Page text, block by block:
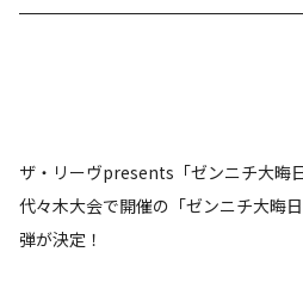
ザ・リーヴpresents「ゼンニチ大晦
代々木大会で開催の「ゼンニチ大晦
弾が決定！